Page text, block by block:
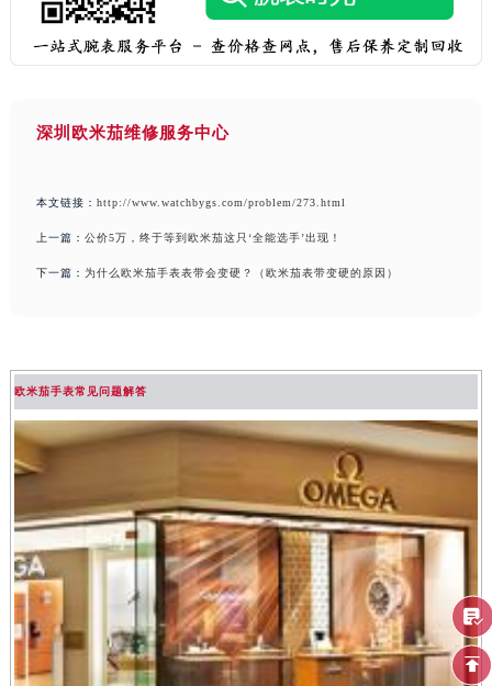
深圳欧米茄维修服务中心
本文链接： http://www.watchbygs.com/problem/273.html
上一篇： 公价5万，终于等到欧米茄这只‘全能选手’出现！
下一篇： 为什么欧米茄手表表带会变硬？（欧米茄表带变硬的原因）
欧米茄手表常见问题解答